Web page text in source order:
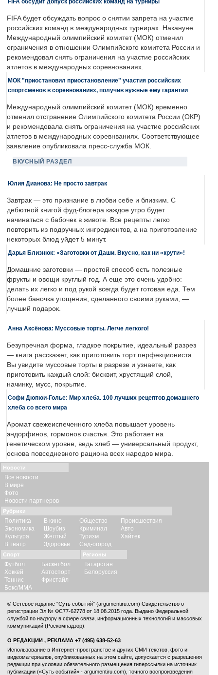
FIFA обсудит допуск российских команд на турниры
FIFA будет обсуждать вопрос о снятии запрета на участие
российских команд в международных турнирах. Накануне
Международный олимпийский комитет (МОК) отменил
ограничения в отношении Олимпийского комитета России и
рекомендовал снять ограничения на участие российских
атлетов в международных соревнованиях.
МОК "приостановил приостановление" участия российских
спортсменов в соревнованиях, получив нужные ему гарантии
Международный олимпийский комитет (МОК) временно
отменил отстранение Олимпийского комитета России (ОКР)
и рекомендовала снять ограничения на участие российских
атлетов в международных соревнваниях. Соответствующее
заявление опубликовала пресс-служба МОК.
ВКУСНЫЙ РАЗДЕЛ
Юлия Дианова: Не просто завтрак
Завтрак — это признание в любви себе и близким. С
дебютной книгой фуд-блогера каждое утро будет
начинаться с бабочек в животе. Все рецепты легко
повторить из подручных ингредиентов, а на приготовление
некоторых блюд уйдет 5 минут.
Дарья Близнюк: «Заготовки от Даши. Вкусно, как ни «крути»!
Домашние заготовки — простой способ есть полезные
фрукты и овощи круглый год. А еще это очень удобно:
делать их легко и под рукой всегда будет готовая еда. Тем
более баночка угощения, сделанного своими руками, —
лучший подарок.
Анна Аксёнова: Муссовые торты. Легче легкого!
Безупречная форма, гладкое покрытие, идеальный разрез
— книга расскажет, как приготовить торт перфекциониста.
Вы увидите муссовые торты в разрезе и узнаете, как
приготовить каждый слой: бисквит, хрустящий слой,
начинку, мусс, покрытие.
Софи Дюпюи-Голье: Мир хлеба. 100 лучших рецептов домашнего
хлеба со всего мира
Аромат свежеиспеченного хлеба повышает уровень
эндорфинов, гормонов счастья. Это работает на
генетическом уровне, ведь хлеб — универсальный продукт,
основа повседневного рациона всех народов мира.
Новости
Все новости
В мире
Фото
Новости партнеров
Рубрики
Политика
Экономика
Культура
В театр
В кино
Шоубиз
Желтый
Здоровье
Общество
Криминал
Туризм
Сад-огород
Происшествия
Авто
Хайтек
Спорт
Футбол
Хоккей
Теннис
Бокс/ММА
Баскетбол
Автоспорт
Фристайл
Регионы
Татарстан
Белоруссия
© Сетевое издание "Суть событий" (argumentiru.com) Свидетельство о
регистрации Эл № ФС77-62778 от 18.08.2015 года. Выдано Федеральной
службой по надзору в сфере связи, информационных технологий и массовых
коммуникаций (Роскомнадзор).
О РЕДАКЦИИ , РЕКЛАМА +7 (495) 638-52-63
Использование в Интернет-пространстве и других СМИ текстов, фото и
видеоматериалов, опубликованных на этом сайте, допускается с разрешения
редакции при условии обязательного размещения гиперссылки на источник
публикации («Суть событий» - argumentiru.com), точного воспроизведения